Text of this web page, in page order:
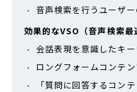
音声検索を行うユーザ
効果的なVSO（音声検索最
会話表現を意識したキ
ロングフォームコンテ
「質問に回答するコン